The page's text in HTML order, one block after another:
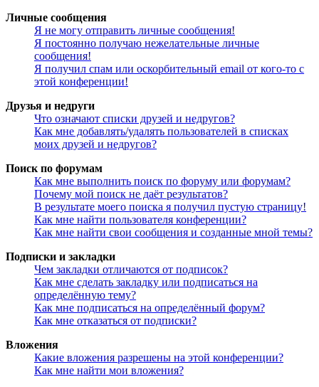
Личные сообщения
Я не могу отправить личные сообщения!
Я постоянно получаю нежелательные личные
сообщения!
Я получил спам или оскорбительный email от кого-то с
этой конференции!
Друзья и недруги
Что означают списки друзей и недругов?
Как мне добавлять/удалять пользователей в списках
моих друзей и недругов?
Поиск по форумам
Как мне выполнить поиск по форуму или форумам?
Почему мой поиск не даёт результатов?
В результате моего поиска я получил пустую страницу!
Как мне найти пользователя конференции?
Как мне найти свои сообщения и созданные мной темы?
Подписки и закладки
Чем закладки отличаются от подписок?
Как мне сделать закладку или подписаться на
определённую тему?
Как мне подписаться на определённый форум?
Как мне отказаться от подписки?
Вложения
Какие вложения разрешены на этой конференции?
Как мне найти мои вложения?